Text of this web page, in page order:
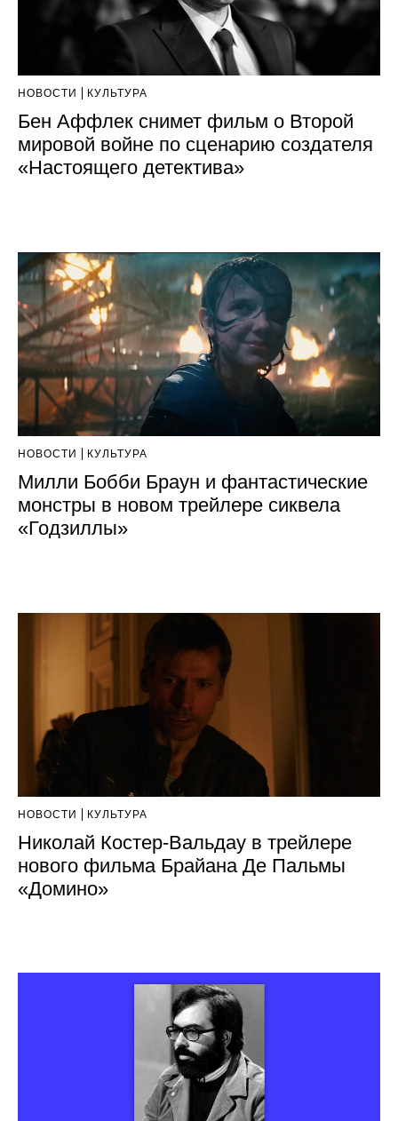
НОВОСТИ КУЛЬТУРА
Бен Аффлек снимет фильм о Второй
мировой войне по сценарию создателя
«Настоящего детектива»
НОВОСТИ КУЛЬТУРА
Милли Бобби Браун и фантастические
монстры в новом трейлере сиквела
«Годзиллы»
НОВОСТИ КУЛЬТУРА
Николай Костер-Вальдау в трейлере
нового фильма Брайана Де Пальмы
«Домино»